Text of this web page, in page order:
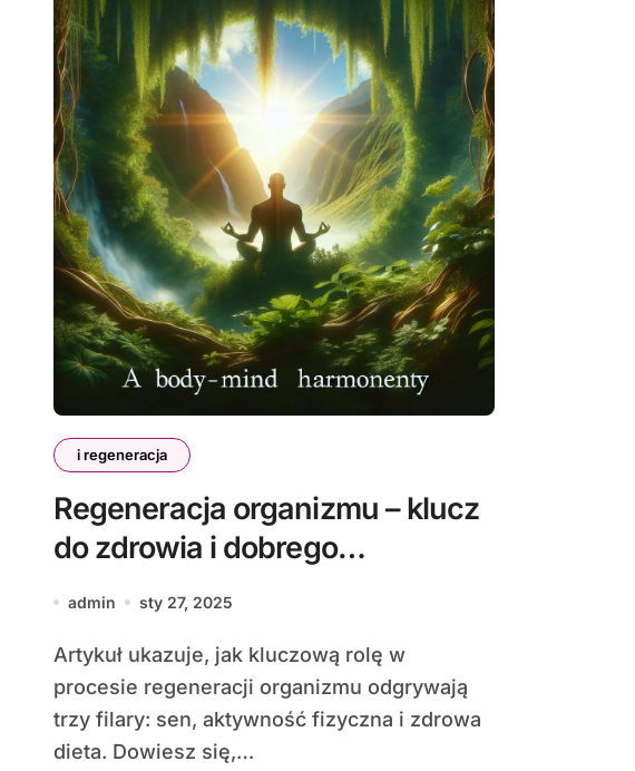
i regeneracja
Regeneracja organizmu – klucz
do zdrowia i dobrego
samopoczucia
admin sty 27, 2025
Artykuł ukazuje, jak kluczową rolę w
procesie regeneracji organizmu odgrywają
trzy filary: sen, aktywność fizyczna i zdrowa
dieta. Dowiesz się,…